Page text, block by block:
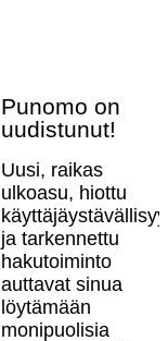
Punomo on
uudistunut!
Uusi, raikas
ulkoasu, hiottu
ja tarkennettu
hakutoiminto
auttavat sinua
löytämään
monipuolisia